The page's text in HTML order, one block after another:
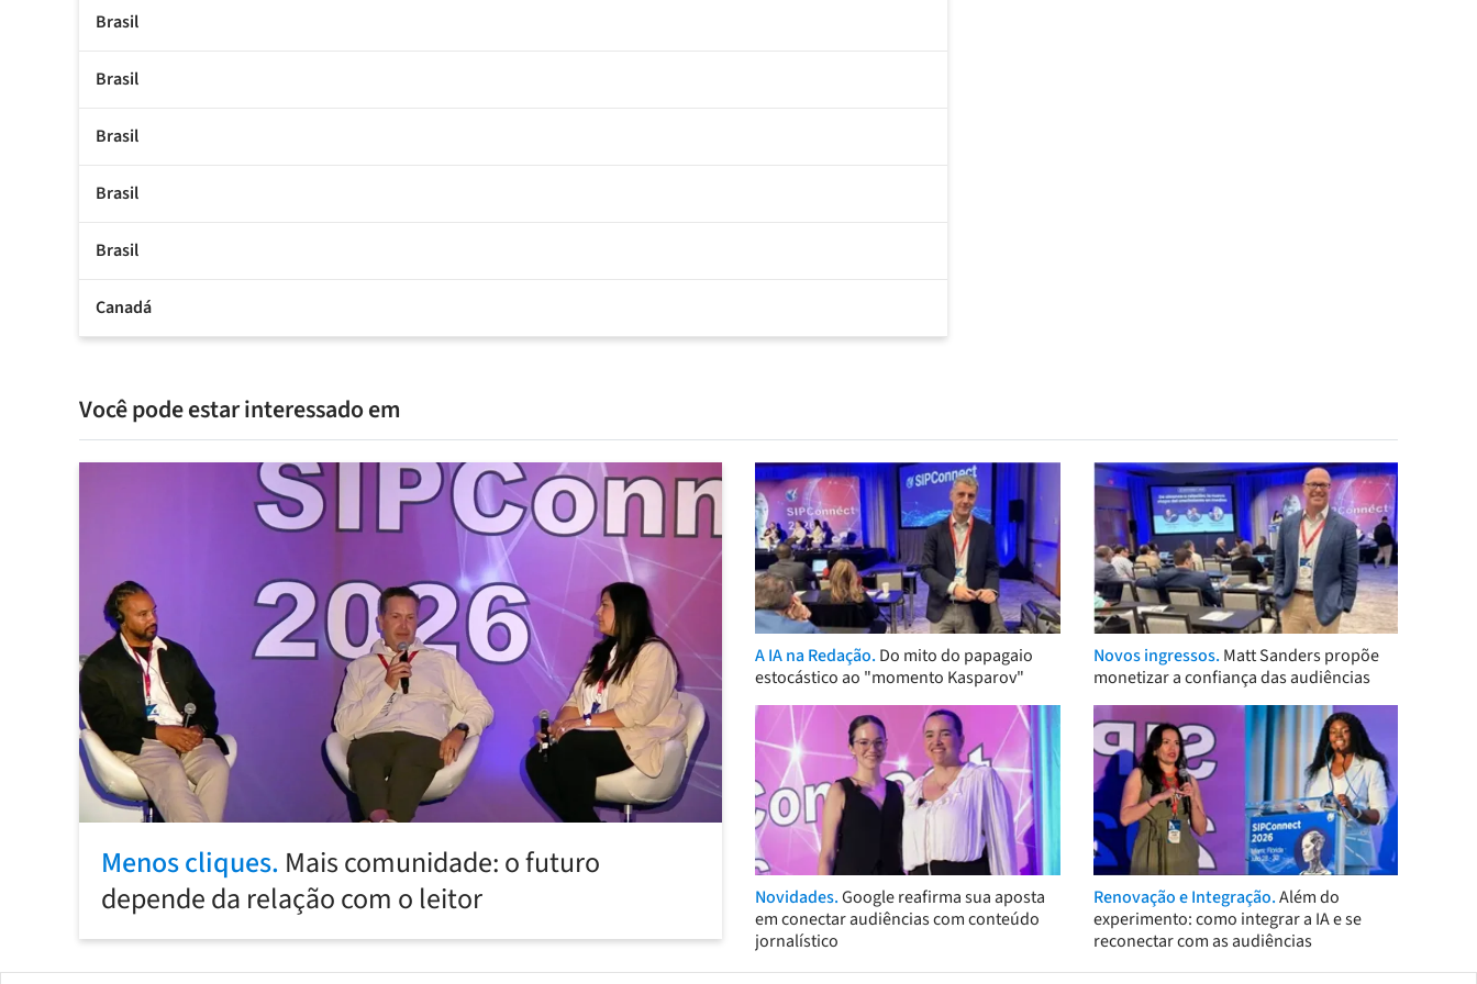
Brasil
Brasil
Brasil
Brasil
Brasil
Canadá
Você pode estar interessado em
Menos cliques. Mais comunidade: o futuro
depende da relação com o leitor
A IA na Redação. Do mito do papagaio
estocástico ao "momento Kasparov"
Novos ingressos. Matt Sanders propõe
monetizar a confiança das audiências
Novidades.Google reafirma sua aposta
em conectar audiências com conteúdo
jornalístico
Renovação e Integração.Além do
experimento: como integrar a IA e se
reconectar com as audiências